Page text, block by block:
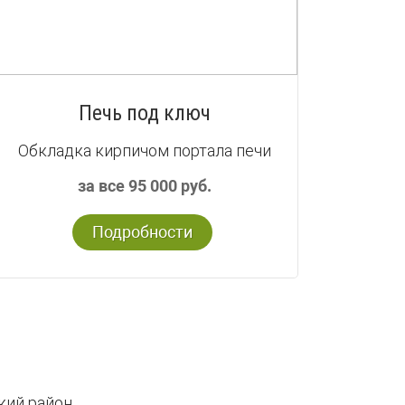
Печь под ключ
Обкладка кирпичом портала печи
за все 95 000 руб.
Подробности